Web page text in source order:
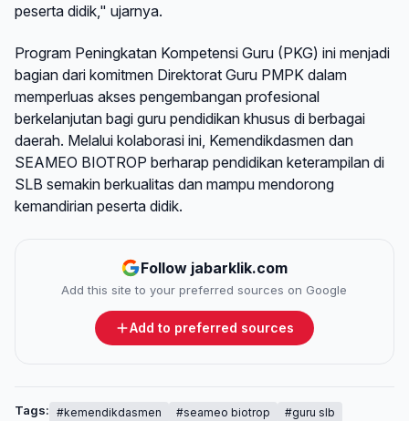
peserta didik," ujarnya.
Program Peningkatan Kompetensi Guru (PKG) ini menjadi
bagian dari komitmen Direktorat Guru PMPK dalam
memperluas akses pengembangan profesional
berkelanjutan bagi guru pendidikan khusus di berbagai
daerah. Melalui kolaborasi ini, Kemendikdasmen dan
SEAMEO BIOTROP berharap pendidikan keterampilan di
SLB semakin berkualitas dan mampu mendorong
kemandirian peserta didik.
Follow jabarklik.com
Add this site to your preferred sources on Google
Add to preferred sources
Tags: #kemendikdasmen #seameo biotrop
#guru slb